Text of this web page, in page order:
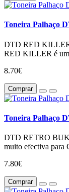
Toneira Palhaço
DTD RED
RED KILLER é um
8.70€
Comprar
Toneira Palhaço
DTD RETRO
muito efectiva para
7.80€
Comprar